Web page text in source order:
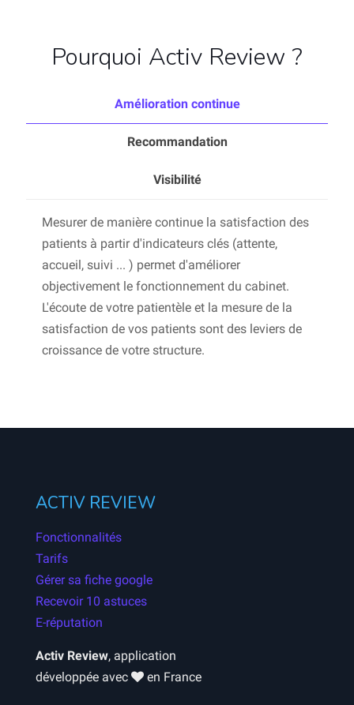
Pourquoi Activ Review ?
Amélioration continue
Recommandation
Visibilité
Mesurer de manière continue la satisfaction des
patients à partir d'indicateurs clés (attente,
accueil, suivi ... ) permet d'améliorer
objectivement le fonctionnement du cabinet.
L'écoute de votre patientèle et la mesure de la
satisfaction de vos patients sont des leviers de
croissance de votre structure.
ACTIV REVIEW
Fonctionnalités
Tarifs
Gérer sa fiche google
Recevoir 10 astuces
E-réputation
Activ Review, application
développée avec
en France